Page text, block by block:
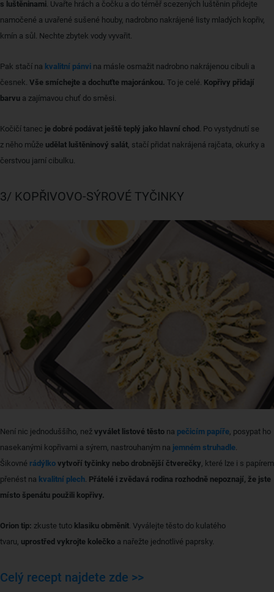
s luštěninami. Uvařte hrách a čočku a do téměř scezených luštěnin přidejte
namočené a uvařené sušené houby, nadrobno nakrájené listy mladých kopřiv,
kmín a sůl. Nechte zbytek vody vyvařit.
Pak stačí na kvalitní pánvi na másle osmažit nadrobno nakrájenou cibuli a
česnek. Vše smíchejte a dochuťte majoránkou. To je celé. Kopřivy přidají
barvu a zajímavou chuť do směsi.
Kočičí tanec je dobré podávat ještě teplý jako hlavní chod . Po vystydnutí se
z něho může udělat luštěninový salát, stačí přidat nakrájená rajčata, okurky a
čerstvou jarní cibulku.
3/ KOPŘIVOVO-SÝROVÉ TYČINKY
Není nic jednoduššího, než vyválet listové těsto na pečicím papíře, posypat ho
nasekanými kopřivami a sýrem, nastrouhaným na jemném struhadle.
Šikovné rádýlko vytvoří tyčinky nebo drobnější čtverečky, které lze i s papírem
přenést na kvalitní plech. Přátelé i zvědavá rodina rozhodně nepoznají, že jste
místo špenátu použili kopřivy.
Orion tip: zkuste tuto klasiku obměnit. Vyválejte těsto do kulatého
tvaru, uprostřed vykrojte kolečko a nařežte jednotlivé paprsky.
Celý recept najdete zde >>